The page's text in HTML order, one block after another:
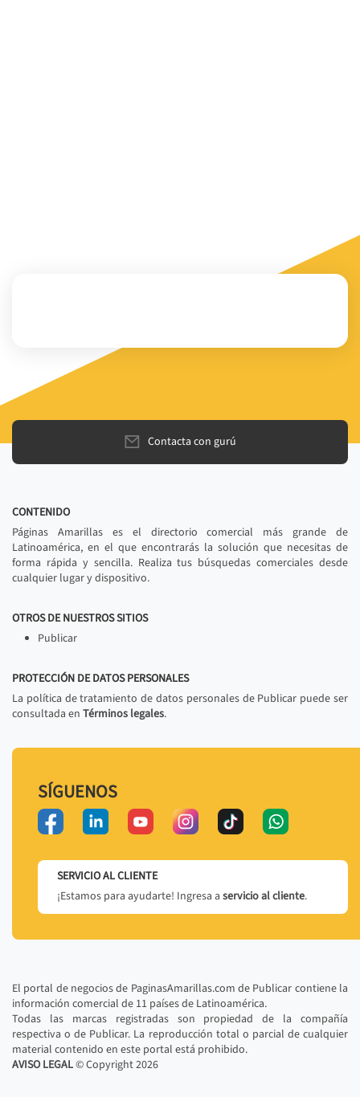
Contacta con gurú
CONTENIDO
Páginas Amarillas es el directorio comercial más grande de
Latinoamérica, en el que encontrarás la solución que necesitas de
forma rápida y sencilla. Realiza tus búsquedas comerciales desde
cualquier lugar y dispositivo.
OTROS DE NUESTROS SITIOS
Publicar
PROTECCIÓN DE DATOS PERSONALES
La política de tratamiento de datos personales de Publicar puede ser
consultada en Términos legales.
SÍGUENOS
SERVICIO AL CLIENTE
¡Estamos para ayudarte! Ingresa a servicio al cliente.
El portal de negocios de PaginasAmarillas.com de Publicar contiene la
información comercial de 11 países de Latinoamérica.
Todas las marcas registradas son propiedad de la compañía
respectiva o de Publicar. La reproducción total o parcial de cualquier
material contenido en este portal está prohibido.
AVISO LEGAL© Copyright2026